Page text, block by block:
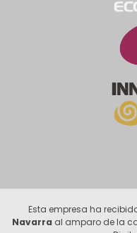
Esta empresa ha
Navarra al amparo de la